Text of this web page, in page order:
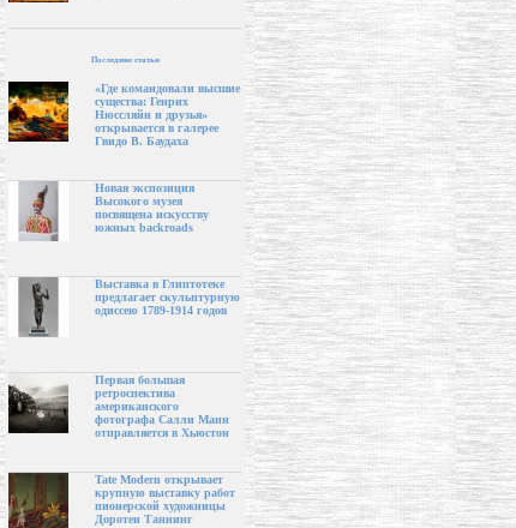
Последние статьи
«Где командовали высшие
существа: Генрих
Нюссляйн и друзья»
открывается в галерее
Гвидо В. Баудаха
Новая экспозиция
Высокого музея
посвящена искусству
южных backroads
Выставка в Глиптотеке
предлагает скульптурную
одиссею 1789-1914 годов
Первая большая
ретроспектива
американского
фотографа Салли Манн
отправляется в Хьюстон
Tate Modern открывает
крупную выставку работ
пионерской художницы
Доротеи Таннинг